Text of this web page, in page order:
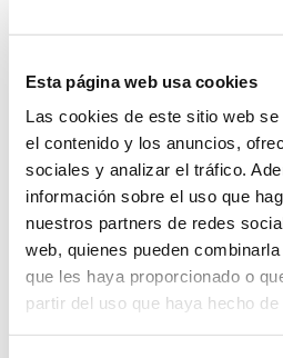
Esta página web usa cookies
Las cookies de este sitio web
el contenido y los anuncios,
sociales y analizar el tráfico.
información sobre el uso que
nuestros partners de redes
web, quienes pueden
que les haya proporcionado o
partir del uso que haya hecho